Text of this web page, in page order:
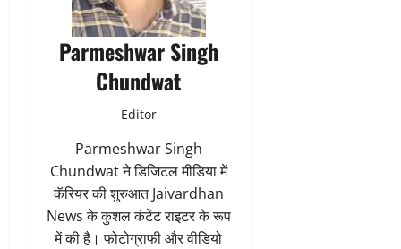
Parmeshwar Singh
Chundwat
Editor
Parmeshwar Singh
Chundwat ने डिजिटल मीडिया में
कॅरियर की शुरुआत Jaivardhan
News के कुशल कंटेंट राइटर के रूप
में की है। फोटोग्राफी और वीडियो